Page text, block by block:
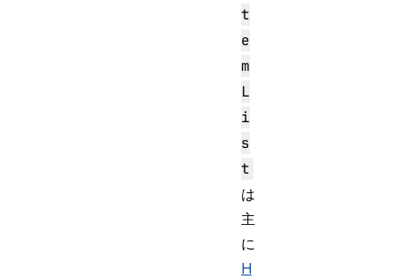
t
e
m
L
i
s
t
は
主
に
H